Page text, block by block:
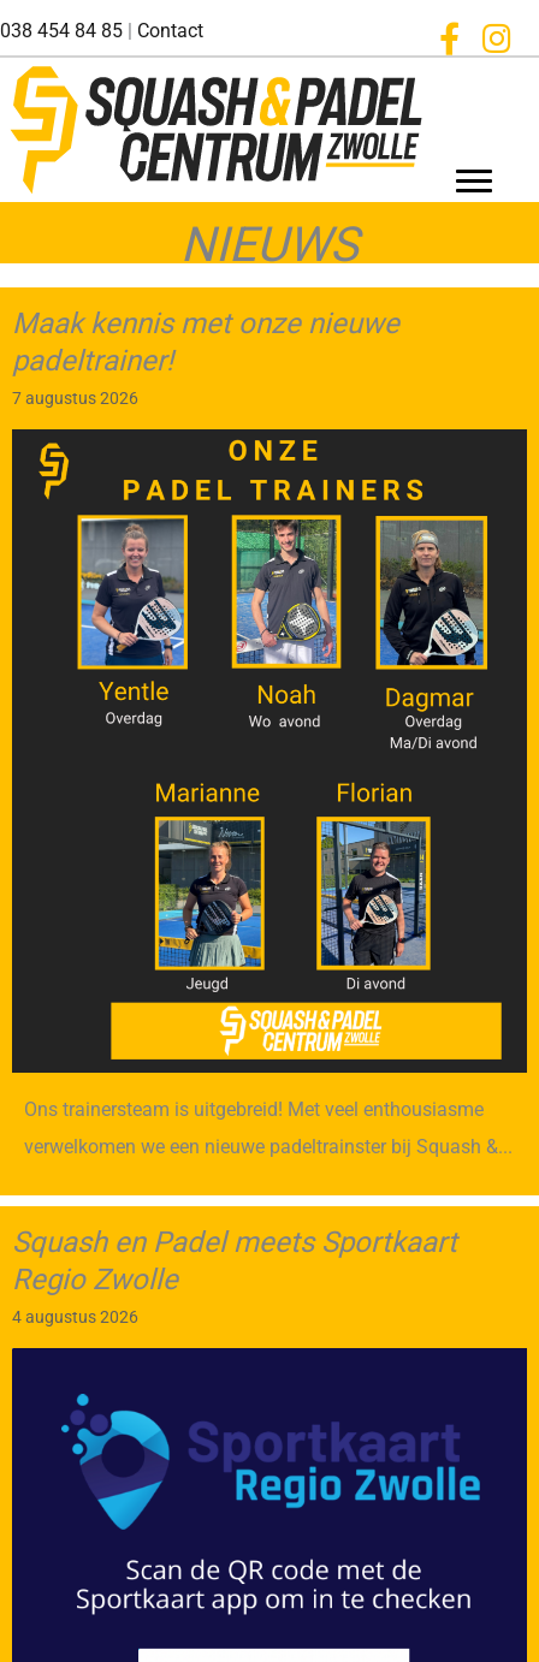
Ga
naar
de
inhoud
038 454 84 85 | Contact
NIEUWS
Maak kennis met onze nieuwe
padeltrainer!
7 augustus 2026
Ons trainersteam is uitgebreid! Met veel enthousiasme
verwelkomen we een nieuwe padeltrainster bij Squash &...
Squash en Padel meets Sportkaart
Regio Zwolle
4 augustus 2026